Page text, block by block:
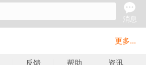
消息
更多...
反馈 帮助 资讯